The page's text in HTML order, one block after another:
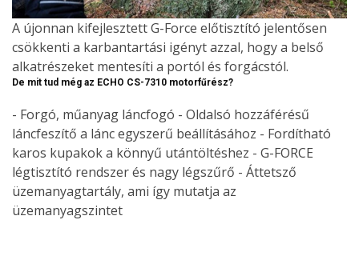
A újonnan kifejlesztett G-Force előtisztító jelentősen
csökkenti a karbantartási igényt azzal, hogy a belső
alkatrészeket mentesíti a portól és forgácstól.
De mit tud még az ECHO CS-7310 motorfűrész?
- Forgó, műanyag láncfogó - Oldalsó hozzáférésű
láncfeszítő a lánc egyszerű beállításához - Fordítható
karos kupakok a könnyű utántöltéshez - G-FORCE
légtisztító rendszer és nagy légszűrő - Áttetsző
üzemanyagtartály, ami így mutatja az
üzemanyagszintet